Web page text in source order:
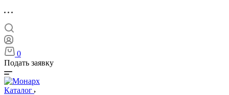
0
Подать заявку
Каталог